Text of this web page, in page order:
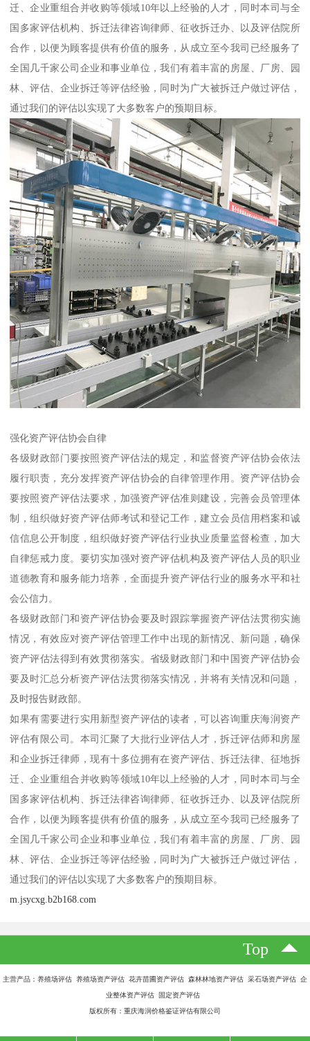
迁、企业重组合并收购等领域10年以上经验的人才，同时本司与全
国多家评估机构、拆迁法律咨询律师、征收拆迁办、以及评估院所
合作，以便为顾客提供有价值的服务，从成立至今我司已经服务了
全国几千家公司企业和事业单位，我们有着丰富的房屋、厂房、园
林、评估、企业拆迁等评估经验，同时为广大被拆迁户做过评估，
通过我们的评估以实现了大多数客户的预期目标。
强化资产评估协会自律
各级财政部门要按照资产评估法的规定，和监督资产评估协会依法
履行职责，充分发挥资产评估协会的自律管理作用。资产评估协会
要按照资产评估法要求，加强资产评估准则建设，完善会员管理体
制，组织做好资产评估师考试和登记工作，建立会员信用档案和诚
信信息公开制度，组织做好资产评估行业执业质量监督检查，加大
自律惩戒力度。要切实加强对资产评估机构及资产评估人员的职业
道德教育和服务能力培养，全面提升资产评估行业的服务水平和社
会公信力。
各级财政部门和资产评估协会要及时跟踪掌握资产评估法贯彻实施
情况，有效应对资产评估管理工作中出现的新情况、新问题，确保
资产评估法得到有效贯彻落实。省级财政部门和中国资产评估协会
要及时汇总分析资产评估法贯彻落实情况，并将有关情况和问题，
及时报告财政部。
如果有需要进行实用新型资产评估的读者，可以咨询重庆海润资产
评估有限公司。本司汇聚了大批行业评估人才，拆迁评估师和房屋
和企业拆迁律师，现有十多位拥有在资产评估、拆迁法律、征地拆
迁、企业重组合并收购等领域10年以上经验的人才，同时本司与全
国多家评估机构、拆迁法律咨询律师、征收拆迁办、以及评估院所
合作，以便为顾客提供有价值的服务，从成立至今我司已经服务了
全国几千家公司企业和事业单位，我们有着丰富的房屋、厂房、园
林、评估、企业拆迁等评估经验，同时为广大被拆迁户做过评估，
通过我们的评估以实现了大多数客户的预期目标。
m.jsycxg.b2b168.com
Top
主营产品：养殖场评估 养殖场资产评估 花卉苗圃资产评估 森林林地资产评估 采石场资产评估 企
业整体资产评估 固定资产评估
版权所有：重庆海润价格鉴证评估有限公司